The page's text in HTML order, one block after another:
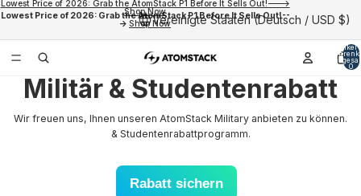
Lowest Price of 2026: Grab the AtomStack P1 Before It Sells Out!--
-> Shop Now
Lowest Price of 2026: Grab the AtomStack P1 Before It Sells Out!--->
Shop Now
Vereinigte Staaten (Deutsch / USD $)
Artikel
0
Militär & Studentenrabatt
Wir freuen uns, Ihnen unseren AtomStack Military anbieten zu können.
& Studentenrabattprogramm.
Rabatt sichern